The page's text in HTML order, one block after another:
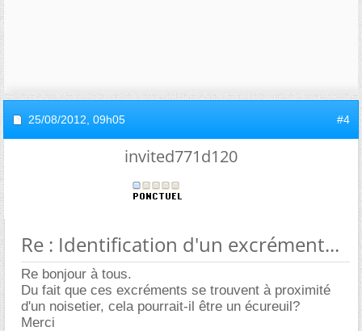
25/08/2012, 09h05 #4
invited771d120
Re : Identification d'un excrément...
Re bonjour à tous.
Du fait que ces excréments se trouvent à proximité
d'un noisetier, cela pourrait-il être un écureuil?
Merci